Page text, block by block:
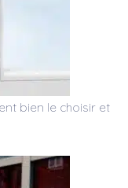
bien le choisir et